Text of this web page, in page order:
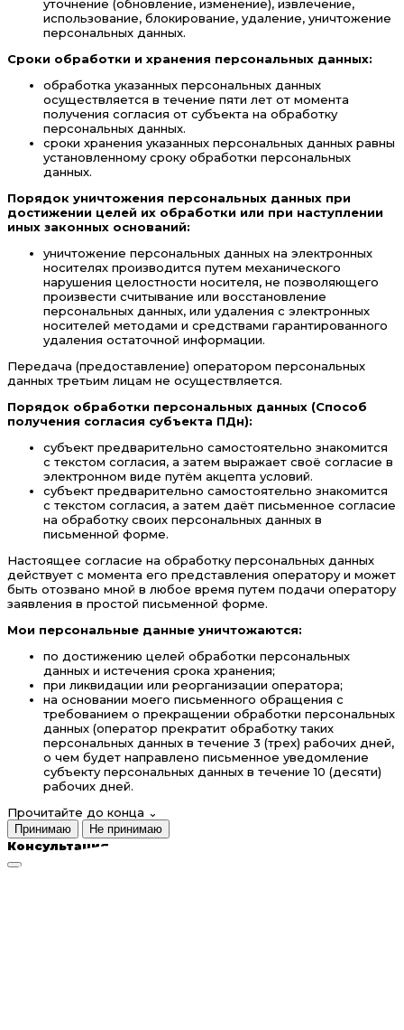
уточнение (обновление, изменение), извлечение,
использование, блокирование, удаление, уничтожение
персональных данных.
Сроки обработки и хранения персональных данных:
обработка указанных персональных данных
осуществляется в течение пяти лет от момента
получения согласия от субъекта на обработку
персональных данных.
сроки хранения указанных персональных данных равны
установленному сроку обработки персональных
данных.
Порядок уничтожения персональных данных при
достижении целей их обработки или при наступлении
иных законных оснований:
уничтожение персональных данных на электронных
носителях производится путем механического
нарушения целостности носителя, не позволяющего
произвести считывание или восстановление
персональных данных, или удаления с электронных
носителей методами и средствами гарантированного
удаления остаточной информации.
Передача (предоставление) оператором персональных
данных третьим лицам не осуществляется.
Порядок обработки персональных данных (Способ
получения согласия субъекта ПДн):
субъект предварительно самостоятельно знакомится
с текстом согласия, а затем выражает своё согласие в
электронном виде путём акцепта условий.
субъект предварительно самостоятельно знакомится
с текстом согласия, а затем даёт письменное согласие
на обработку своих персональных данных в
письменной форме.
Настоящее согласие на обработку персональных данных
действует с момента его представления оператору и может
быть отозвано мной в любое время путем подачи оператору
заявления в простой письменной форме.
Мои персональные данные уничтожаются:
по достижению целей обработки персональных
данных и истечения срока хранения;
при ликвидации или реорганизации оператора;
на основании моего письменного обращения с
требованием о прекращении обработки персональных
данных (оператор прекратит обработку таких
персональных данных в течение 3 (трех) рабочих дней,
о чем будет направлено письменное уведомление
субъекту персональных данных в течение 10 (десяти)
рабочих дней.
Прочитайте до конца ⌄
Принимаю Не принимаю
Консультация